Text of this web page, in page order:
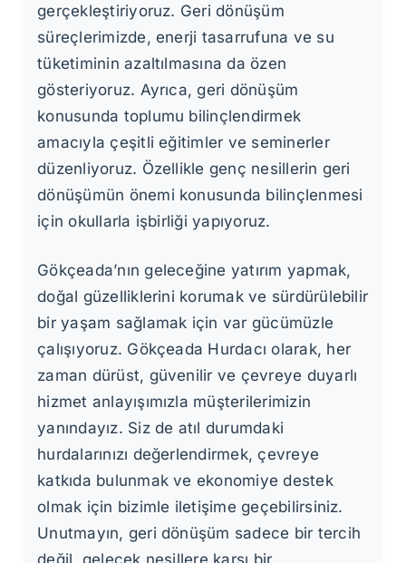
gerçekleştiriyoruz. Geri dönüşüm
süreçlerimizde, enerji tasarrufuna ve su
tüketiminin azaltılmasına da özen
gösteriyoruz. Ayrıca, geri dönüşüm
konusunda toplumu bilinçlendirmek
amacıyla çeşitli eğitimler ve seminerler
düzenliyoruz. Özellikle genç nesillerin geri
dönüşümün önemi konusunda bilinçlenmesi
için okullarla işbirliği yapıyoruz.
Gökçeada’nın geleceğine yatırım yapmak,
doğal güzelliklerini korumak ve sürdürülebilir
bir yaşam sağlamak için var gücümüzle
çalışıyoruz. Gökçeada Hurdacı olarak, her
zaman dürüst, güvenilir ve çevreye duyarlı
hizmet anlayışımızla müşterilerimizin
yanındayız. Siz de atıl durumdaki
hurdalarınızı değerlendirmek, çevreye
katkıda bulunmak ve ekonomiye destek
olmak için bizimle iletişime geçebilirsiniz.
Unutmayın, geri dönüşüm sadece bir tercih
değil, gelecek nesillere karşı bir